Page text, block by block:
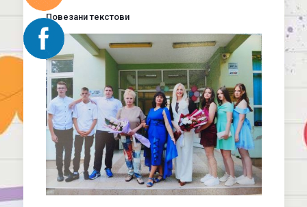
Повезани текстови